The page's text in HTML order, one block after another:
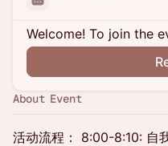
Welcome! To join the
About Event
活动流程： 8:00-8:10: 自